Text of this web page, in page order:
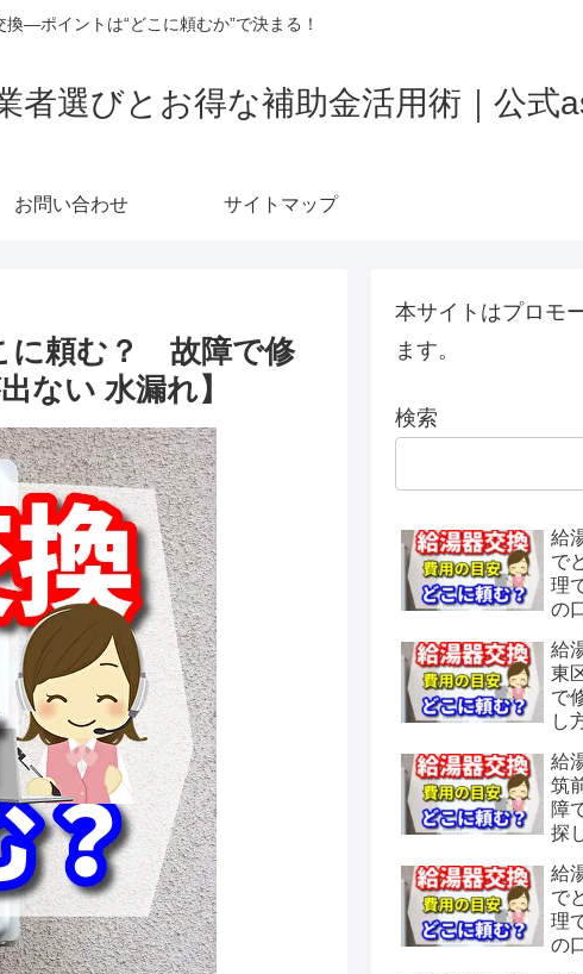
—ポイントは“どこに頼むか”で決まる！
者選びとお得な補助金活用術｜公式
お問い合わせ サイトマップ
に頼む？ 故障で修
ない 水漏れ】
本サイトはプロモ
ます。
検索
給
で
理
の
給
東
で
し
給
筑
障
探
給
で
理
の